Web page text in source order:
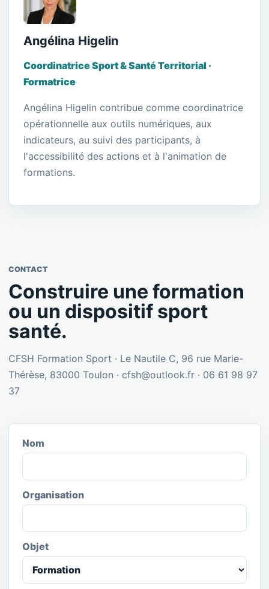
Angélina Higelin
Coordinatrice Sport & Santé Territorial ·
Formatrice
Angélina Higelin contribue comme coordinatrice
opérationnelle aux outils numériques, aux
indicateurs, au suivi des participants, à
l'accessibilité des actions et à l'animation de
formations.
CONTACT
Construire une formation
ou un dispositif sport
santé.
CFSH Formation Sport · Le Nautile C, 96 rue Marie-
Thérèse, 83000 Toulon · cfsh@outlook.fr · 06 61 98 97
37
Nom
Organisation
Objet